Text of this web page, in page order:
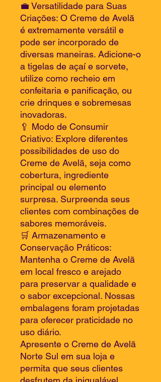
💼 Versatilidade para Suas
Criações: O Creme de Avelã
é extremamente versátil e
pode ser incorporado de
diversas maneiras. Adicione-o
a tigelas de açaí e sorvete,
utilize como recheio em
confeitaria e panificação, ou
crie drinques e sobremesas
inovadoras.
🥄 Modo de Consumir
Criativo: Explore diferentes
possibilidades de uso do
Creme de Avelã, seja como
cobertura, ingrediente
principal ou elemento
surpresa. Surpreenda seus
clientes com combinações de
sabores memoráveis.
🛒 Armazenamento e
Conservação Práticos:
Mantenha o Creme de Avelã
em local fresco e arejado
para preservar a qualidade e
o sabor excepcional. Nossas
embalagens foram projetadas
para oferecer praticidade no
uso diário.
Apresente o Creme de Avelã
Norte Sul em sua loja e
permita que seus clientes